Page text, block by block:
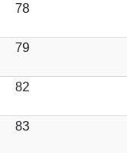
78
79
82
83